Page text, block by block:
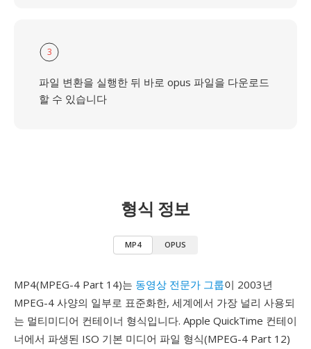
3
파일 변환을 실행한 뒤 바로 opus 파일을 다운로드
할 수 있습니다
형식 정보
MP4 OPUS
MP4(MPEG-4 Part 14)는 동영상 전문가 그룹이 2003년
MPEG-4 사양의 일부로 표준화한, 세계에서 가장 널리 사용되
는 멀티미디어 컨테이너 형식입니다. Apple QuickTime 컨테이
너에서 파생된 ISO 기본 미디어 파일 형식(MPEG-4 Part 12)